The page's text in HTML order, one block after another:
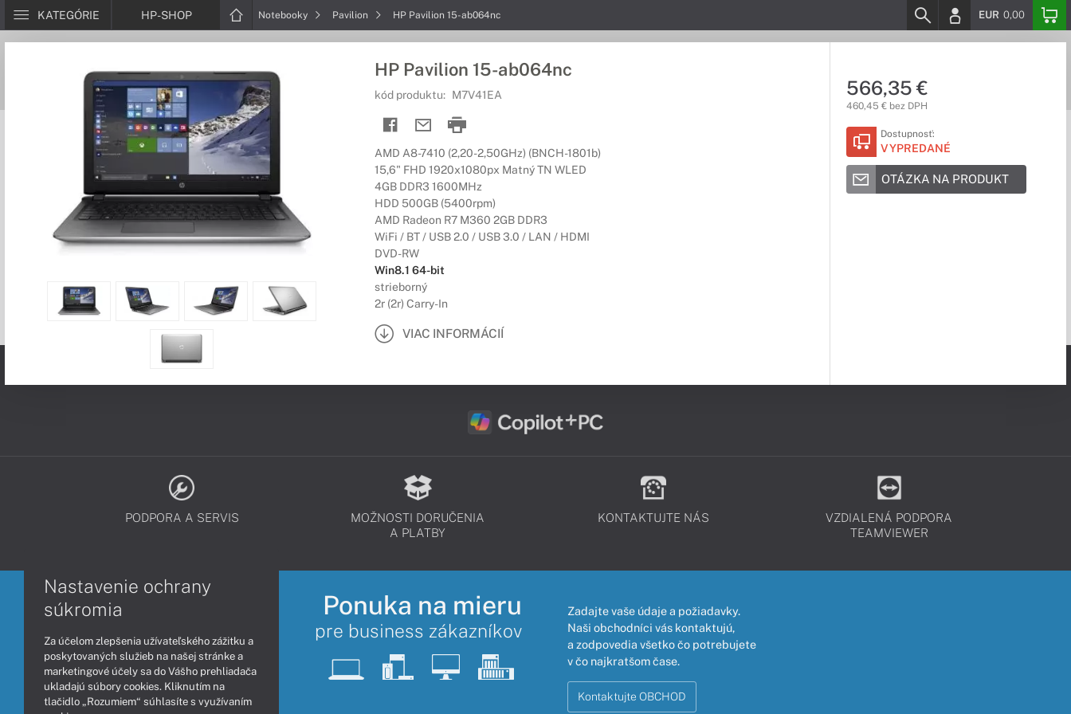
KATEGÓRIE HP-SHOP Notebooky Pavilion HP Pavilion 15-ab064nc EUR 0,00
HP Pavilion 15-ab064nc
kód produktu: M7V41EA
AMD A8-7410 (2,20-2,50GHz) (BNCH-1801b)
15,6" FHD 1920x1080px Matný TN WLED
4GB DDR3 1600MHz
HDD 500GB (5400rpm)
AMD Radeon R7 M360 2GB DDR3
WiFi / BT / USB 2.0 / USB 3.0 / LAN / HDMI
DVD-RW
Win8.1 64-bit
strieborný
2r (2r) Carry-In
VIAC INFORMÁCIÍ
566,35 €
460,45 € bez DPH
Dostupnosť:
VYPREDANÉ
OTÁZKA NA PRODUKT
PODPORA A SERVIS
MOŽNOSTI DORUČENIA
A PLATBY
KONTAKTUJTE NÁS
VZDIALENÁ PODPORA
TEAMVIEWER
Ponuka na mieru
pre business zákazníkov
Zadajte vaše údaje a požiadavky.
Naši obchodníci vás kontaktujú,
a zodpovedia všetko čo potrebujete
v čo najkratšom čase.
Kontaktujte OBCHOD
Nastavenie ochrany
súkromia
Za účelom zlepšenia užívateľského zážitku a
poskytovaných služieb na našej stránke a
marketingové účely sa do Vášho prehliadača
ukladajú súbory cookies. Kliknutím na
tlačidlo „Rozumiem“ súhlasíte s využívaním